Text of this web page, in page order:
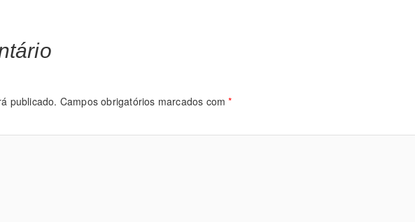
publicado. Campos obrigatórios marcados com*